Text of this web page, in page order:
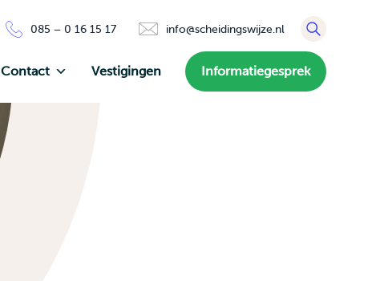
085 – 0 16 15 17 info@scheidingswijze.nl
Contact Vestigingen Informatiegesprek